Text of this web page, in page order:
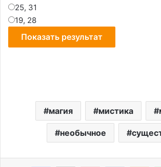
25, 31
19, 28
магия мистика
необычное